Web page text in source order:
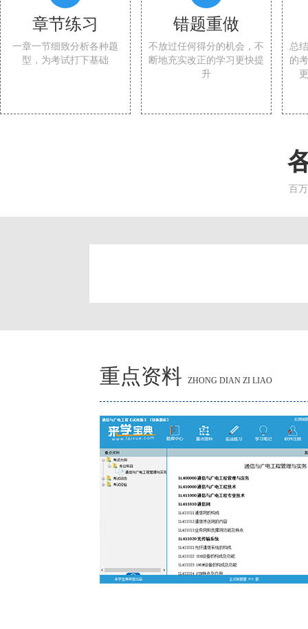
章节练习
一章一节细致分析各种题
型，为考试打下基础
错题重做
不放过任何得分的机会，不
断地充实改正的学习更快提
升
总
的
百
重点资料 ZHONG DIAN ZI LIAO